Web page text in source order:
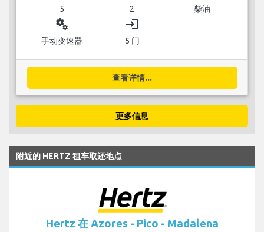
5 2 柴油
miscellaneous_services
手动变速器
login
5 门
查看详情...
更多信息
附近的 HERTZ 租车取还地点
Hertz 在 Azores - Pico - Madalena